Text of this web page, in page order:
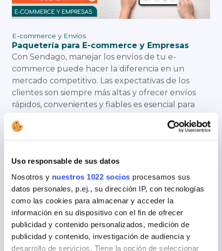
Uso responsable de sus datos
Nosotros y nuestros 1022 socios procesamos sus
datos personales, p.ej., su dirección IP, con tecnologías
como las cookies para almacenar y acceder la
información en su dispositivo con el fin de ofrecer
publicidad y contenido personalizados, medición de
publicidad y contenido, investigación de audiencia y
desarrollo de servicios. Tiene la opción de seleccionar
E-commerce y Envíos
Paquetería para E-commerce y Empresas
Con Sendago, manejar los envíos de tu e-
commerce puede hacer la diferencia en un
mercado competitivo. Las expectativas de los
clientes son siempre más altas y ofrecer envíos
rápidos, convenientes y fiables es esencial para
fidelizar a los clientes.
Lee
Consejos de envío
Cómo hacer envíos múltiples fácilmente